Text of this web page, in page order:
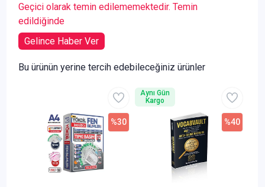
Geçici olarak temin edilememektedir. Temin
edildiğinde
Gelince Haber Ver
Bu ürünün yerine tercih edebileceğiniz ürünler
%30 %40
Aynı Gün
Kargo